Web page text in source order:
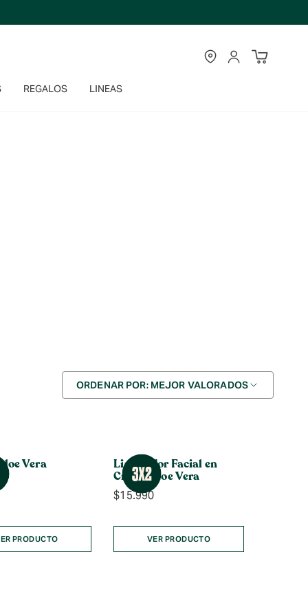
TIENDASCUENTA
REGALOS LINEAS
Ordenar
ORDENAR POR: MEJOR VALORADOS
Vera
PRODUCTO
Limpiador Facial en
Crema Aloe Vera
$15.990
VER PRODUCTO